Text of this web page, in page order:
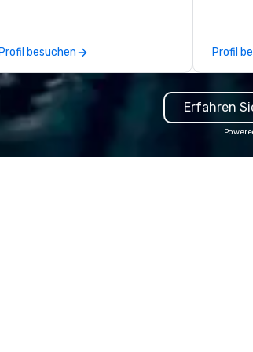
by the grand kitchen
on the farms of Southern
where family and friends
gather to share the finest from
fresh harvests. We bring you
superfoods featuring
Profil besuchen Profil
Erfahren